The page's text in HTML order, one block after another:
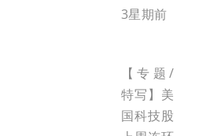
3星期前
【专题/
特写】美
国科技股